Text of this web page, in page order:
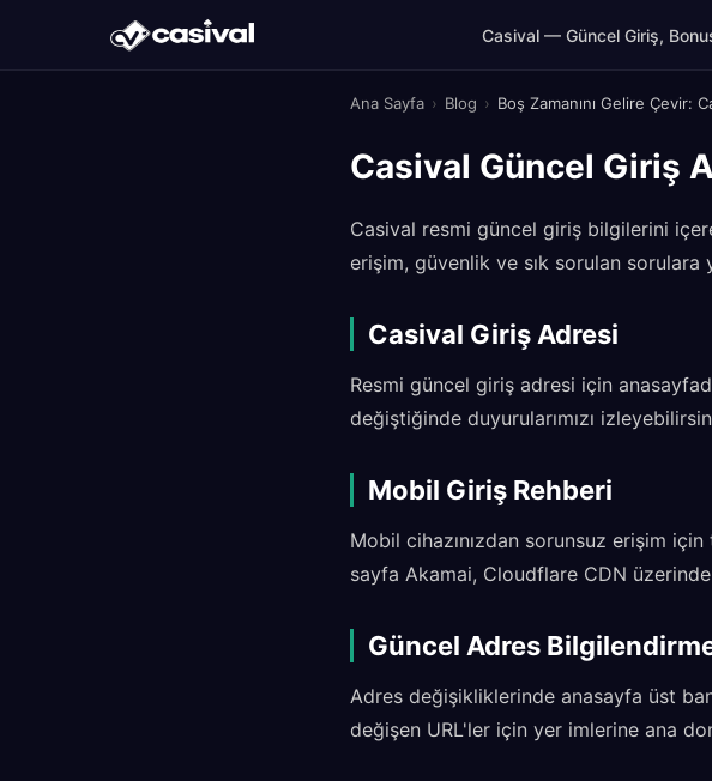
Casival — Güncel Giriş,
Ana Sayfa › Blog › Boş Zamanını Gelire Çevir:
Casival Güncel Giriş
Casival resmi güncel giriş bilgilerini
erişim, güvenlik ve sık sorulan sorulara
Casival Giriş Adresi
Resmi güncel giriş adresi için
değiştiğinde duyurularımızı
Mobil Giriş Rehberi
Mobil cihazınızdan sorunsuz erişim
sayfa Akamai, Cloudflare CDN
Güncel Adres
Adres değişikliklerinde anasayfa üst
değişen URL'ler için yer imlerine ana